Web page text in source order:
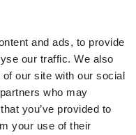
and ads, to provide
our traffic. We also
our site with our social
who may
you’ve provided to
your use of their